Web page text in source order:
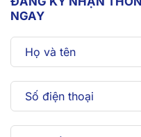
NGAY